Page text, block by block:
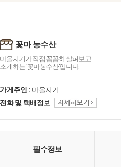
꽃마 농수산
마을지기가 직접 꼼꼼히 살펴보고
소개하는 '꽃마농수산'입니다.
가게주인 : 마을지기
전화 및 택배정보
필수정보